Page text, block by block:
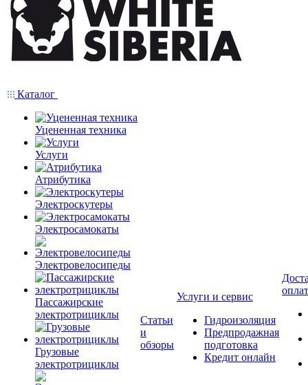
Каталог
Уцененная техника
Услуги
Атрибутика
Электроскутеры
Электросамокаты
Электровелосипеды
Пассажирские
электротрициклы
Грузовые
электротрициклы
Статьи
и
обзоры
Услуги и сервис
Гидроизоляция
Предпродажная
подготовка
Кредит онлайн